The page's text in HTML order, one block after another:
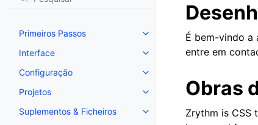
Primeiros Passos
Toggle navigation of
Interface
Toggle navigation of
Configuração
Toggle navigation of
Projetos
Toggle navigation of
Suplementos & Ficheiros
Toggle navigation of
É bem-vindo a
entre em
Obras
Zrythm is CSS